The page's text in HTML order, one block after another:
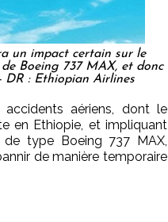
un impact certain sur le
Boeing 737 MAX, et donc
DR : Ethiopian Airlines
aériens, dont le
en Ethiopie, et impliquant
de type Boeing 737 MAX,
de manière temporaire